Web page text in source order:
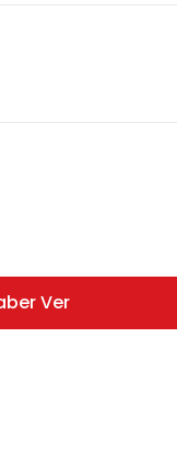
Ver